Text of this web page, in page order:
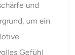
und
um ein
Gefühl